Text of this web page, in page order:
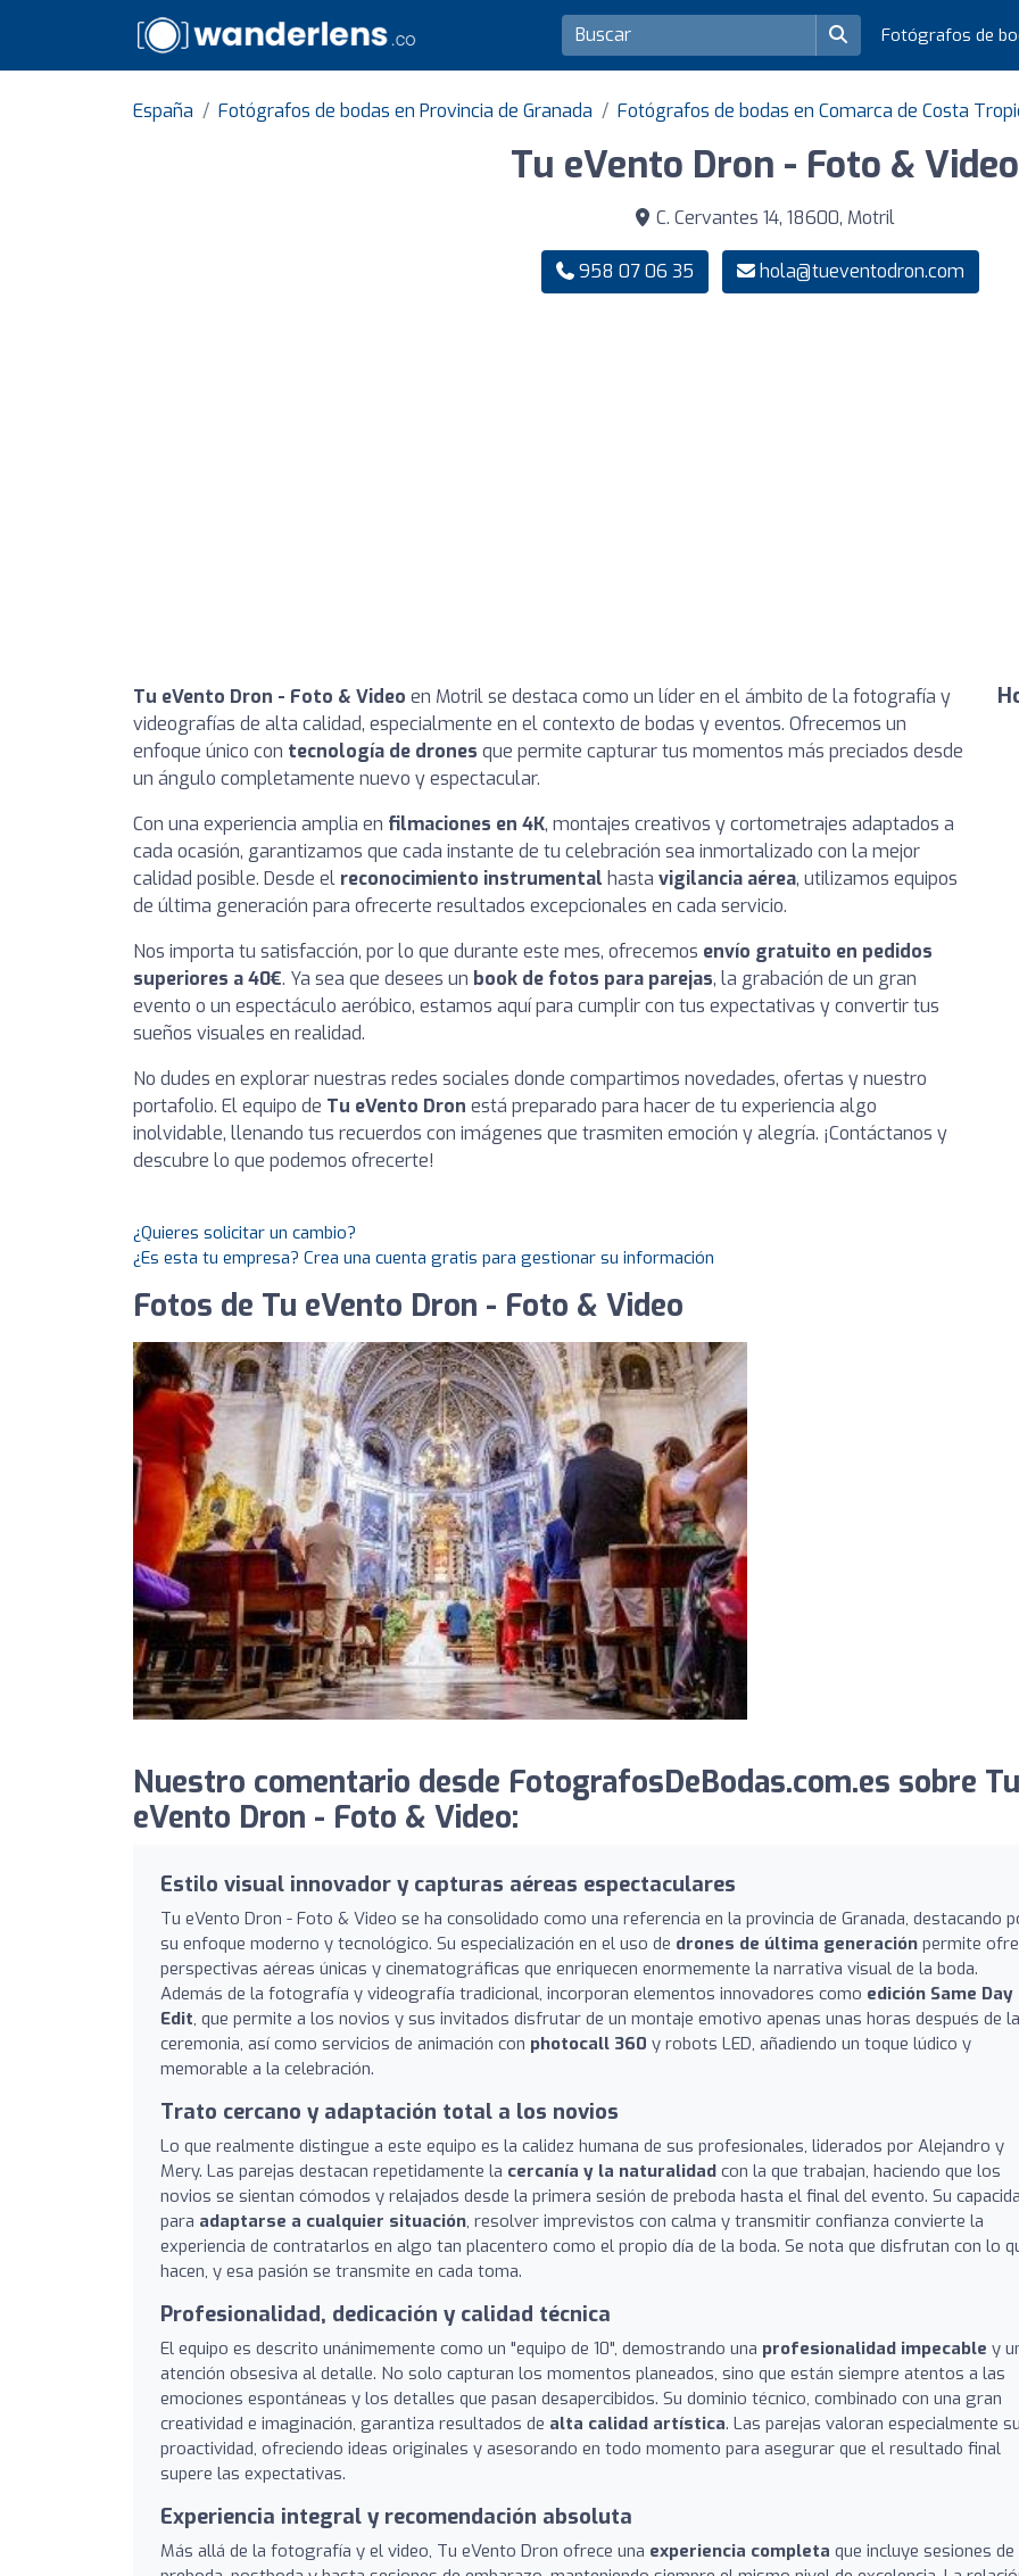
Fotógrafos de
España Fotógrafos de bodas en Provincia de Granada Fotógrafos de bodas en Comarca de Costa
Tu eVento Dron - Foto & Video
C. Cervantes 14, 18600, Motril
958 07 06 35 hola@tueventodron.com
Tu eVento Dron - Foto & Video en Motril se destaca como un líder en el ámbito de la fotografía y
videografías de alta calidad, especialmente en el contexto de bodas y eventos. Ofrecemos un
enfoque único con tecnología de drones que permite capturar tus momentos más preciados desde
un ángulo completamente nuevo y espectacular.
Con una experiencia amplia en filmaciones en 4K, montajes creativos y cortometrajes adaptados a
cada ocasión, garantizamos que cada instante de tu celebración sea inmortalizado con la mejor
calidad posible. Desde el reconocimiento instrumental hasta vigilancia aérea, utilizamos equipos
de última generación para ofrecerte resultados excepcionales en cada servicio.
Nos importa tu satisfacción, por lo que durante este mes, ofrecemos envío gratuito en pedidos
superiores a 40€. Ya sea que desees un book de fotos para parejas, la grabación de un gran
evento o un espectáculo aeróbico, estamos aquí para cumplir con tus expectativas y convertir tus
sueños visuales en realidad.
No dudes en explorar nuestras redes sociales donde compartimos novedades, ofertas y nuestro
portafolio. El equipo de Tu eVento Dron está preparado para hacer de tu experiencia algo
inolvidable, llenando tus recuerdos con imágenes que trasmiten emoción y alegría. ¡Contáctanos y
descubre lo que podemos ofrecerte!
¿Quieres solicitar un cambio?
¿Es esta tu empresa? Crea una cuenta gratis para gestionar su información
Fotos de Tu eVento Dron - Foto & Video
Nuestro comentario desde FotografosDeBodas.com.es sobre Tu
eVento Dron - Foto & Video:
Estilo visual innovador y capturas aéreas espectaculares
Tu eVento Dron - Foto & Video se ha consolidado como una referencia en la provincia de Granada, destacando
su enfoque moderno y tecnológico. Su especialización en el uso de drones de última generación permite
perspectivas aéreas únicas y cinematográficas que enriquecen enormemente la narrativa visual de la boda.
Además de la fotografía y videografía tradicional, incorporan elementos innovadores como edición Same Day
Edit, que permite a los novios y sus invitados disfrutar de un montaje emotivo apenas unas horas después de la
ceremonia, así como servicios de animación con photocall 360 y robots LED, añadiendo un toque lúdico y
memorable a la celebración.
Trato cercano y adaptación total a los novios
Lo que realmente distingue a este equipo es la calidez humana de sus profesionales, liderados por Alejandro y
Mery. Las parejas destacan repetidamente la cercanía y la naturalidad con la que trabajan, haciendo que los
novios se sientan cómodos y relajados desde la primera sesión de preboda hasta el final del evento. Su
para adaptarse a cualquier situación, resolver imprevistos con calma y transmitir confianza convierte la
experiencia de contratarlos en algo tan placentero como el propio día de la boda. Se nota que disfrutan con lo
hacen, y esa pasión se transmite en cada toma.
Profesionalidad, dedicación y calidad técnica
El equipo es descrito unánimemente como un "equipo de 10", demostrando una profesionalidad impecable y
atención obsesiva al detalle. No solo capturan los momentos planeados, sino que están siempre atentos a las
emociones espontáneas y los detalles que pasan desapercibidos. Su dominio técnico, combinado con una gran
creatividad e imaginación, garantiza resultados de alta calidad artística. Las parejas valoran especialmente su
proactividad, ofreciendo ideas originales y asesorando en todo momento para asegurar que el resultado final
supere las expectativas.
Experiencia integral y recomendación absoluta
Más allá de la fotografía y el video, Tu eVento Dron ofrece una experiencia completa que incluye sesiones de